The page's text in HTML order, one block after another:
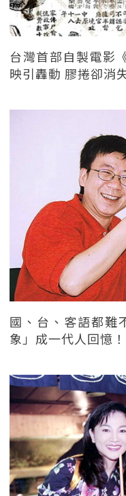
台灣首部自製電影
映引轟動 膠捲卻消
國、台、客語都難
象」成一代人回憶！